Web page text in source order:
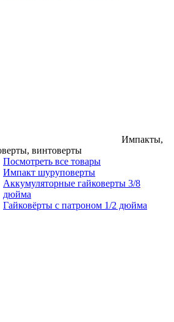
Импакты,
винтоверты
Посмотреть все товары
Импакт шуруповерты
Аккумуляторные гайковерты 3/8
дюйма
Гайковёрты с патроном 1/2 дюйма